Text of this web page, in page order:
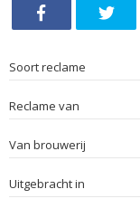
Soort reclame
Reclame van
Van brouwerij
Uitgebracht in